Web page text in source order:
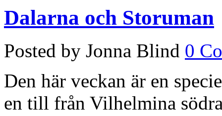
Dalarna och Storuman
Posted by Jonna Blind 0
Den här veckan är en
en till från Vilhelmina